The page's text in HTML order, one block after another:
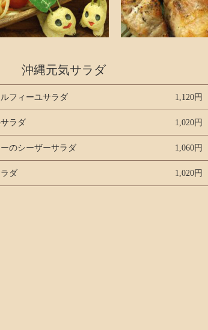
沖縄元気サラダ
フィーユサラダ 1,120円
ラダ 1,020円
のシーザーサラダ 1,060円
ダ 1,020円